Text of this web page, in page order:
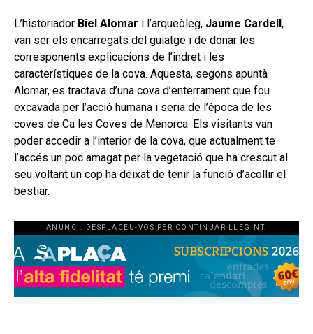
L’historiador Biel Alomar i l’arqueòleg, Jaume Cardell,
van ser els encarregats del guiatge i de donar les
corresponents explicacions de l’indret i les
característiques de la cova. Aquesta, segons apuntà
Alomar, es tractava d’una cova d’enterrament que fou
excavada per l’acció humana i seria de l’època de les
coves de Ca les Coves de Menorca. Els visitants van
poder accedir a l’interior de la cova, que actualment te
l’accés un poc amagat per la vegetació que ha crescut al
seu voltant un cop ha deixat de tenir la funció d’acollir el
bestiar.
ANUNCI. DESPLACEU-VOS PER CONTINUAR LLEGINT.